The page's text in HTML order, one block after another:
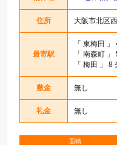
住所 大阪市北区
最寄駅
「 東梅田
」
「 南森町 」
「 梅田 」 8
敷金 無し
礼金 無し
面積